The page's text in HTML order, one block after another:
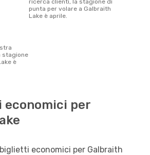
ricerca clienti, la stagione di
punta per volare a Galbraith
Lake è aprile.
stagione
è
economici per
economici per Galbraith